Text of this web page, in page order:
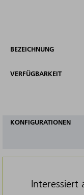
BEZEICHNUNG
VERFÜGBARKEIT
KONFIGURATIONEN
Interessiert